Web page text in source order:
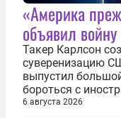
«Америка
объявил
Такер Карлсон
суверенизацию
выпустил
бороться с
первую очередь
6 августа 2026